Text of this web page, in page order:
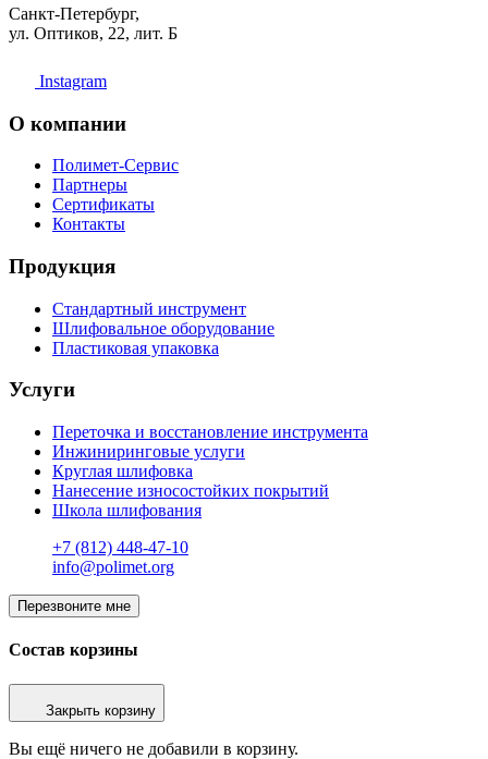
Санкт-Петербург,
ул. Оптиков, 22, лит. Б
Instagram
О компании
Полимет-Сервис
Партнеры
Сертификаты
Контакты
Продукция
Стандартный инструмент
Шлифовальное оборудование
Пластиковая упаковка
Услуги
Переточка и восстановление инструмента
Инжиниринговые услуги
Круглая шлифовка
Нанесение износостойких покрытий
Школа шлифования
+7 (812) 448-47-10
info@polimet.org
Перезвоните мне
Состав корзины
Закрыть корзину
Вы ещё ничего не добавили в корзину.